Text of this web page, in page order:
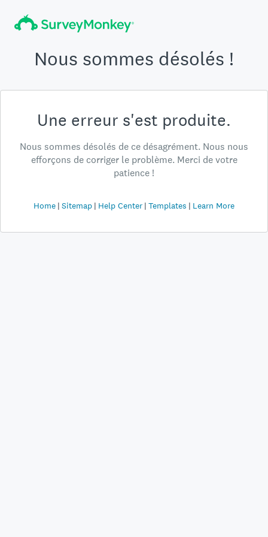
Nous sommes désolés !
Une erreur s'est produite.
Nous sommes désolés de ce désagrément. Nous nous
efforçons de corriger le problème. Merci de votre
patience !
Home Sitemap Help Center Templates Learn More